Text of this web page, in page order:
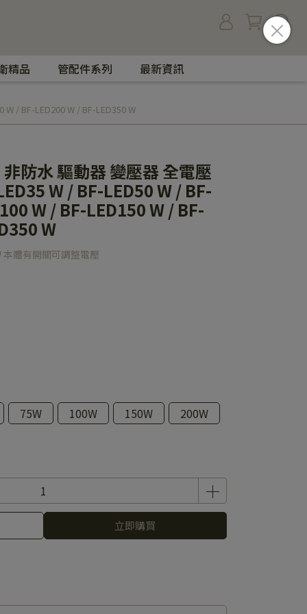
精品 管配件系列 最新資訊
/ BF-LED200 W / BF-LED350 W
防水 驅動器 變壓器 全電壓
W / BF-LED50 W / BF-
W / BF-LED150 W / BF-
W
體有開關可調整電壓
75W 100W 150W 200W
立即購買